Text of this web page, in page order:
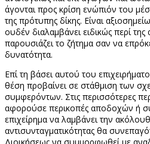
άγονται προς κρίση ενώπιόν του
της πρότυπης δίκης. Είναι
ουδέν διαλαμβάνει ειδικώς περί της
παρουσιάζει το ζήτημα σαν να
δυνατότητα.
Επί τη βάσει αυτού του
θέση προβαίνει σε στάθμιση των
συμφερόντων. Στις περισσότερες
αφορούσε περικοπές αποδοχών ή
επιχείρημα να λαμβάνει την
αντισυνταγματικότητας θα